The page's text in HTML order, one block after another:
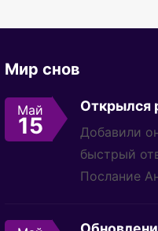
Мир снов
Май
15
Открылся
Добавили
быстрый
Послание